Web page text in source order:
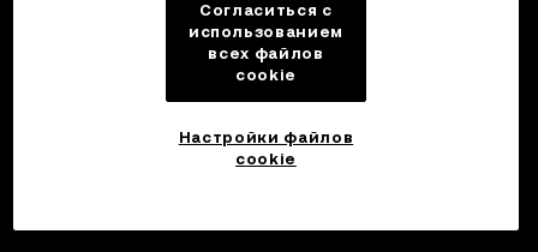
Согласиться с
использованием
всех файлов
cookie
Настройки файлов
cookie